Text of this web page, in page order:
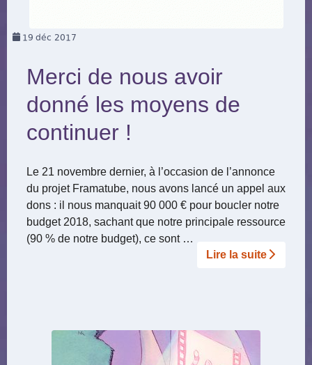
19 déc 2017
Merci de nous avoir
donné les moyens de
continuer !
Le 21 novembre dernier, à l’occasion de l’annonce
du projet Framatube, nous avons lancé un appel aux
dons : il nous manquait 90 000 € pour boucler notre
budget 2018, sachant que notre principale ressource
(90 % de notre budget), ce sont …
Lire la suite­­